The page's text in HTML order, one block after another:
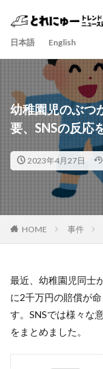
日本語 English
幼稚園児のぶつ
要、SNSの反応
2023年4月27日
HOME 事件
最近、幼稚園児同士
に2千万円の賠償が
す。SNSでは様々な
をまとめました。